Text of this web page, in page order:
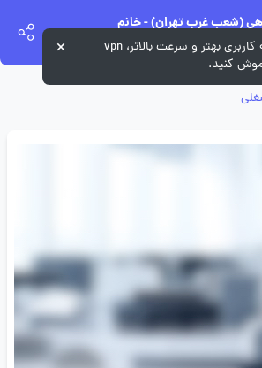
(شعب غرب تهران) - خانم
برای تجربه کاربری بهتر و سرعت بالاتر، vpn
کنید.